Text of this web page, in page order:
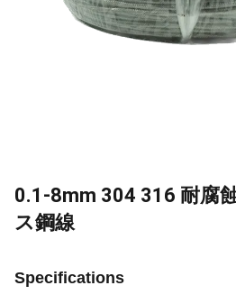
0.1-8mm 304 316 耐腐
ス鋼線
Specifications